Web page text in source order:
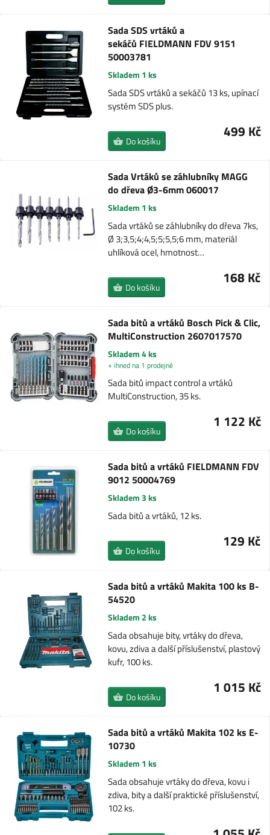
Sada SDS vrtáků a
sekáčů FIELDMANN FDV 9151
50003781
Skladem 1 ks
Sada SDS vrtáků a sekáčů 13 ks, upínací
systém SDS plus.
499 Kč
Do košíku
Sada Vrtáků se záhlubníky MAGG
do dřeva Ø3-6mm 060017
Skladem 1 ks
Sada vrtáků se záhlubníky do dřeva 7ks,
Ø 3;3,5;4;4,5;5;5,5;6 mm, materiál
uhlíková ocel, hmotnost…
168 Kč
Do košíku
Sada bitů a vrtáků Bosch Pick & Clic,
MultiConstruction 2607017570
Skladem 4 ks
+ ihned na 1 prodejně
Sada bitů impact control a vrtáků
MultiConstruction, 35 ks.
1 122 Kč
Do košíku
Sada bitů a vrtáků FIELDMANN FDV
9012 50004769
Skladem 3 ks
Sada bitů a vrtáků, 12 ks.
129 Kč
Do košíku
Sada bitů a vrtáků Makita 100 ks B-
54520
Skladem 2 ks
Sada obsahuje bity, vrtáky do dřeva,
kovu, zdiva a další příslušenství, plastový
kufr, 100 ks.
1 015 Kč
Do košíku
Sada bitů a vrtáků Makita 102 ks E-
10730
Skladem 1 ks
Sada obsahuje vrtáky do dřeva, kovu i
zdiva, bity a další praktické příslušenství,
102 ks.